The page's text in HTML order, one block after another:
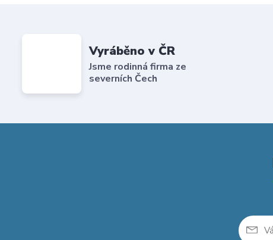
Vyráběno v ČR
Jsme rodinná firma ze
severních Čech